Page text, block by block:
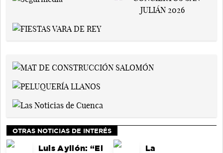
OTRAS NOTICIAS DE INTERÉS
Luis Ayllón: “El
La